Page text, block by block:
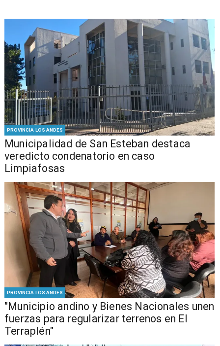
PROVINCIA LOS ANDES
Municipalidad de San Esteban destaca
veredicto condenatorio en caso
Limpiafosas
PROVINCIA LOS ANDES
"Municipio andino y Bienes Nacionales unen
fuerzas para regularizar terrenos en El
Terraplén"